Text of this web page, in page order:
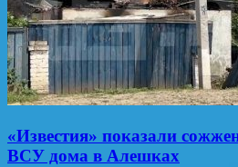
«Известия» показали
ВСУ дома в Алешках